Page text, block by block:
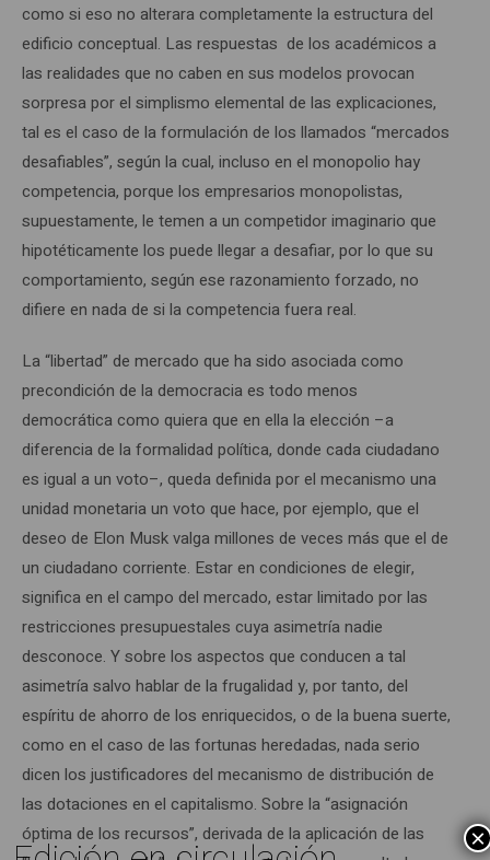
como si eso no alterara completamente la estructura del
edificio conceptual. Las respuestas de los académicos a
las realidades que no caben en sus modelos provocan
sorpresa por el simplismo elemental de las explicaciones,
tal es el caso de la formulación de los llamados “mercados
desafiables”, según la cual, incluso en el monopolio hay
competencia, porque los empresarios monopolistas,
supuestamente, le temen a un competidor imaginario que
hipotéticamente los puede llegar a desafiar, por lo que su
comportamiento, según ese razonamiento forzado, no
difiere en nada de si la competencia fuera real.
La “libertad” de mercado que ha sido asociada como
precondición de la democracia es todo menos
democrática como quiera que en ella la elección –a
diferencia de la formalidad política, donde cada ciudadano
es igual a un voto–, queda definida por el mecanismo una
unidad monetaria un voto que hace, por ejemplo, que el
deseo de Elon Musk valga millones de veces más que el de
un ciudadano corriente. Estar en condiciones de elegir,
significa en el campo del mercado, estar limitado por las
restricciones presupuestales cuya asimetría nadie
desconoce. Y sobre los aspectos que conducen a tal
asimetría salvo hablar de la frugalidad y, por tanto, del
espíritu de ahorro de los enriquecidos, o de la buena suerte,
como en el caso de las fortunas heredadas, nada serio
dicen los justificadores del mecanismo de distribución de
las dotaciones en el capitalismo. Sobre la “asignación
óptima de los recursos”, derivada de la aplicación de las
×